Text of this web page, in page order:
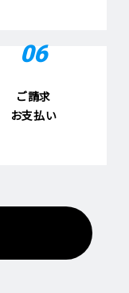
06
ご請求
お支払い